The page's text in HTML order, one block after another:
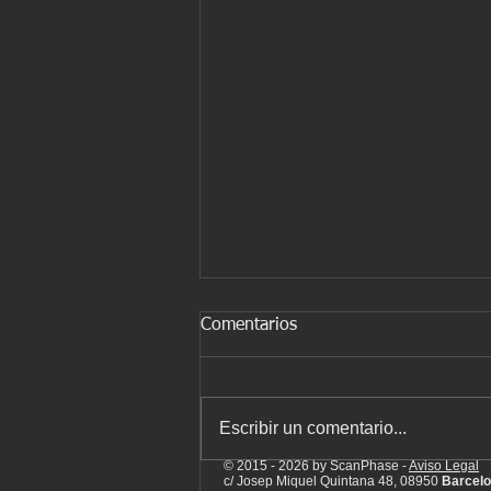
Comentarios
Escribir un comentario...
© 2015 - 2026 by ScanPhase -Aviso Legal
c/ Josep Miquel Quintana 48, 08950